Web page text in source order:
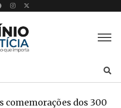
dos 300